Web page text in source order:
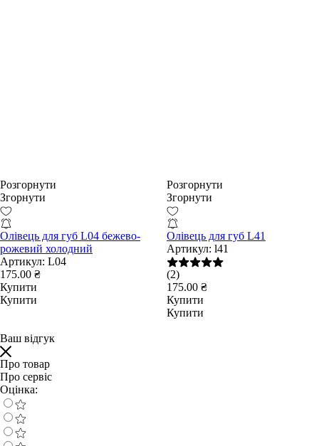
Розгорнути
Згорнути
Олівець для губ L04 бежево-
рожевий холодний
Артикул: L04
175.00 ₴
Купити
Купити
Розгорнути
Згорнути
Олівець для губ L41
Артикул: l41
(2)
175.00 ₴
Купити
Купити
Ваш відгук
Про товар
Про сервіс
Оцінка: